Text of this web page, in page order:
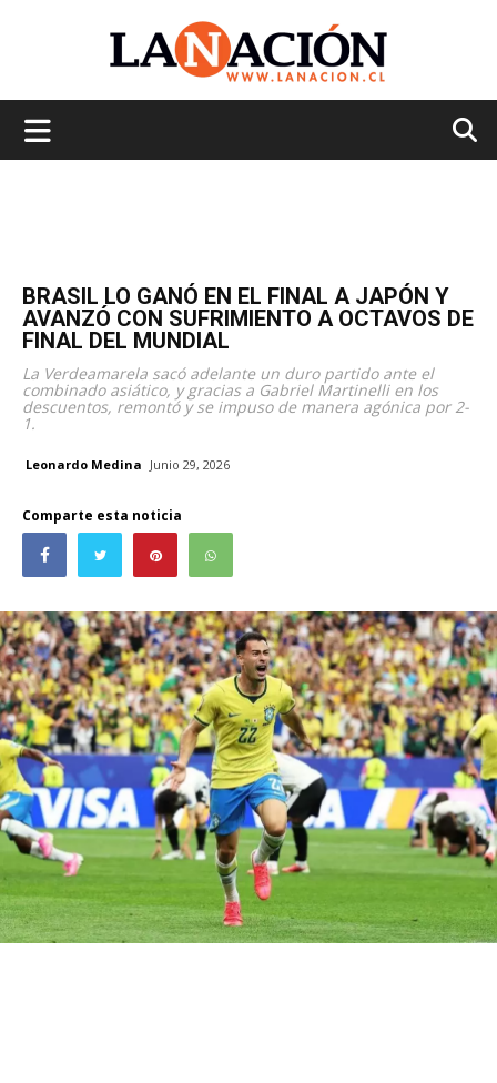
BRASIL LO GANÓ EN EL FINAL A JAPÓN Y
AVANZÓ CON SUFRIMIENTO A OCTAVOS DE
FINAL DEL MUNDIAL
La Verdeamarela sacó adelante un duro partido ante el
combinado asiático, y gracias a Gabriel Martinelli en los
descuentos, remontó y se impuso de manera agónica por 2-
1.
Leonardo Medina Junio 29, 2026
Comparte esta noticia